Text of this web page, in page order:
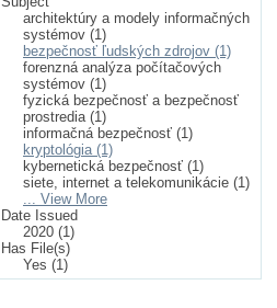
architektúry a modely informačných
systémov (1)
bezpečnosť ľudských zdrojov (1)
forenzná analýza počítačových
systémov (1)
fyzická bezpečnosť a bezpečnosť
prostredia (1)
informačná bezpečnosť (1)
kryptológia (1)
kybernetická bezpečnosť (1)
siete, internet a telekomunikácie (1)
... View More
Date Issued
2020 (1)
Has File(s)
Yes (1)